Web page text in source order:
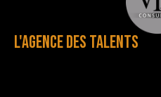
L'AGENCE DES TALENTS